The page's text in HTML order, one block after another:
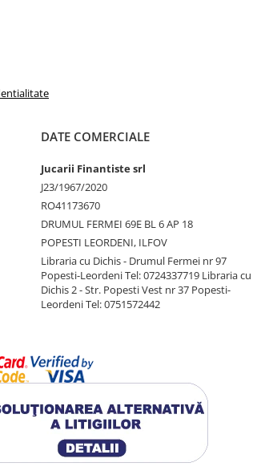
DATE COMERCIALE
Jucarii Finantiste srl
J23/1967/2020
RO41173670
DRUMUL FERMEI 69E BL 6 AP 18
POPESTI LEORDENI, ILFOV
Libraria cu Dichis - Drumul Fermei nr 97
Popesti-Leordeni Tel: 0724337719 Libraria cu
Dichis 2 - Str. Popesti Vest nr 37 Popesti-
Leordeni Tel: 0751572442